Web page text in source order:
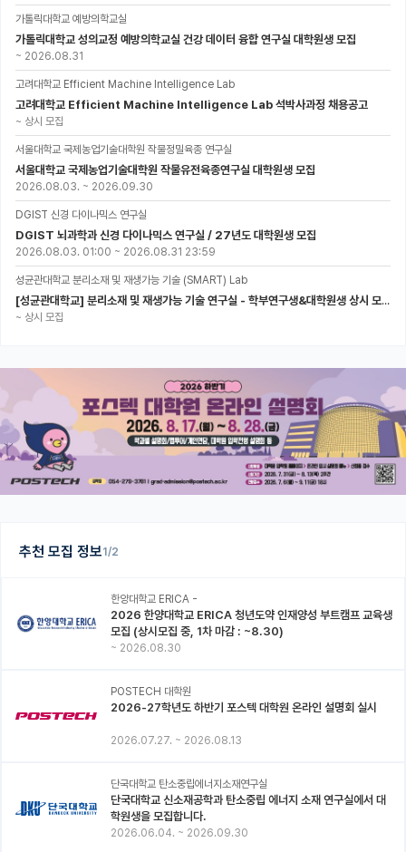
추천 모집 정보1/2
한양대학교 ERICA -
2026 한양대학교 ERICA 청년도약 인재양성 부트캠프 교육생
모집 (상시모집 중, 1차 마감 : ~8.30)
~ 2026.08.30
POSTECH 대학원
2026-27학년도 하반기 포스텍 대학원 온라인 설명회 실시
2026.07.27. ~ 2026.08.13
단국대학교 탄소중립에너지소재연구실
단국대학교 신소재공학과 탄소중립 에너지 소재 연구실에서 대
학원생을 모집합니다.
2026.06.04. ~ 2026.09.30
가톨릭대학교 예방의학교실
가톨릭대학교 성의교정 예방의학교실 건강 데이터 융합 연구실 대학원생 모집
~ 2026.08.31
고려대학교 Efficient Machine Intelligence Lab
고려대학교 Efficient Machine Intelligence Lab 석박사과정 채용공고
~ 상시 모집
서울대학교 국제농업기술대학원 작물정밀육종 연구실
서울대학교 국제농업기술대학원 작물유전육종연구실 대학원생 모집
2026.08.03. ~ 2026.09.30
DGIST 신경 다이나믹스 연구실
DGIST 뇌과학과 신경 다이나믹스 연구실 / 27년도 대학원생 모집
2026.08.03. 01:00 ~ 2026.08.31 23:59
성균관대학교 분리소재 및 재생가능 기술 (SMART) Lab
[성균관대학교] 분리소재 및 재생가능 기술 연구실 - 학부연구생&대학원생 상시 모집 (미래에너지공학과)
~ 상시 모집